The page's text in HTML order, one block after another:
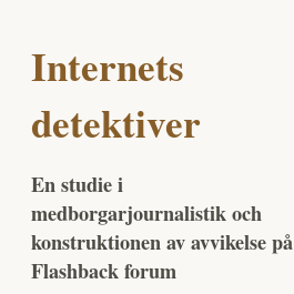
Internets
detektiver
En studie i
medborgarjournalistik och
konstruktionen av avvikelse på
Flashback forum